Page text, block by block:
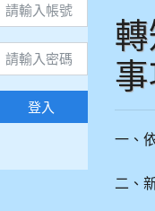
一、
二、
登入